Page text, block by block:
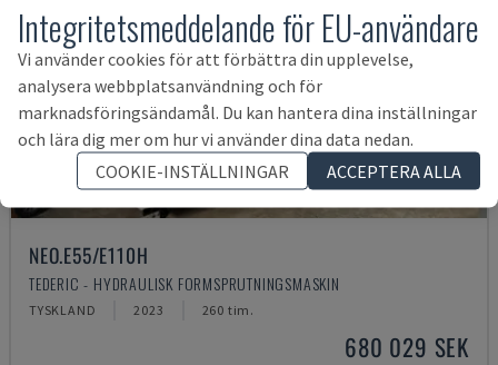
NEO.E55/E110H
TEDERIC - HYDRAULISK FORMSPRUTNINGSMASKIN
TYSKLAND 2023 260 tim.
680 029 SEK
Integritetsmeddelande för EU-användare
Vi använder cookies för att förbättra din upplevelse,
analysera webbplatsanvändning och för
marknadsföringsändamål. Du kan hantera dina inställningar
och lära dig mer om hur vi använder dina data nedan.
COOKIE-INSTÄLLNINGAR
ACCEPTERA ALLA